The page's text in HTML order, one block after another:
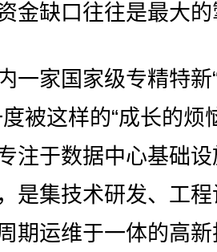
金缺口往往是最大
家国家级专精特新
被这样的“成长的烦
注于数据中心基础
是集技术研发、工
期运维于一体的高